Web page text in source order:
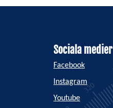
Sociala medier
Facebook
Instagram
Youtube